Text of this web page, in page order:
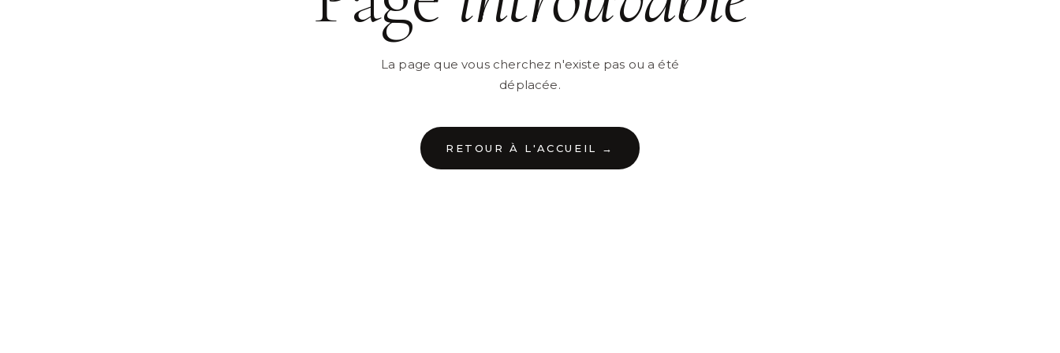
La page que vous cherchez n'existe pas ou a été
déplacée.
RETOUR À L'ACCUEIL →